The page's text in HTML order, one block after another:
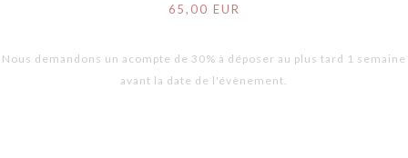
65,00 EUR
Nous demandons un acompte de 30% à déposer au plus tard 1 semaine
avant la date de l'évènement.